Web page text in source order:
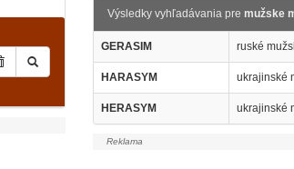
Výsledky vyhľadávania pre mužske
GERASIM ruské
HARASYM ukrajinské
HERASYM ukrajinské